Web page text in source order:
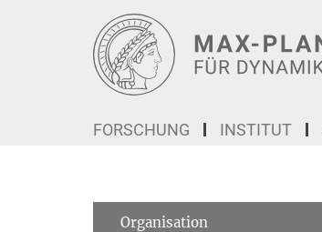
FORSCHUNG INSTITUT
Organisation